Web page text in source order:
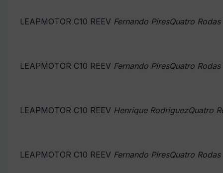
LEAPMOTOR C10 REEV Fernando PiresQuatro Rodas
LEAPMOTOR C10 REEV Fernando PiresQuatro Rodas
LEAPMOTOR C10 REEV Henrique RodriguezQuatro
LEAPMOTOR C10 REEV Fernando PiresQuatro Rodas